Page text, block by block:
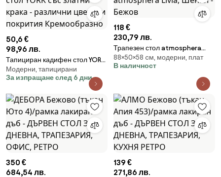
50,6 €
98,96 лв.
Тапициран кадифен стол YORK
със златни крака - различни
цветови покрития
Модерни, тапицирани
За изпращане след 6 дни
118 €
230,79 лв.
Трапезен стол atmosphera
Livia, Шенил - Бежов
88×50×58 cм, модерни, плат
В наличност
350 €
684,54 лв.
139 €
271,86 лв.